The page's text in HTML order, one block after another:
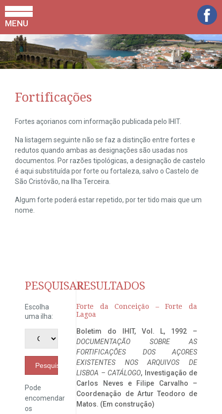
MENU
Fortificações
Fortes açorianos com informação publicada pelo IHIT.
Na listagem seguinte não se faz a distinção entre fortes e
redutos quando ambas as designações são usadas nos
documentos. Por razões tipológicas, a designação de castelo
é aqui substituída por forte ou fortaleza, salvo o Castelo de
São Cristóvão, na Ilha Terceira.
Algum forte poderá estar repetido, por ter tido mais que um
nome.
PESQUISAR
Escolha
uma ilha:
Pesquisar
Pode
encomendar
os
RESULTADOS
Forte da Conceição – Forte da
Lagoa
Boletim do IHIT, Vol. L, 1992 –
DOCUMENTAÇÃO SOBRE AS
FORTIFICAÇÕES DOS AÇORES
EXISTENTES NOS ARQUIVOS DE
LISBOA – CATÁLOGO, Investigação de
Carlos Neves e Filipe Carvalho –
Coordenação de Artur Teodoro de
Matos. (Em construção)